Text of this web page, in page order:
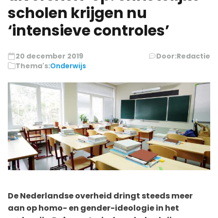
scholen krijgen nu
‘intensieve controles’
20 december 2019 Door:Redactie
Thema's:Onderwijs
De Nederlandse overheid dringt steeds meer
aan op homo- en gender-ideologie in het